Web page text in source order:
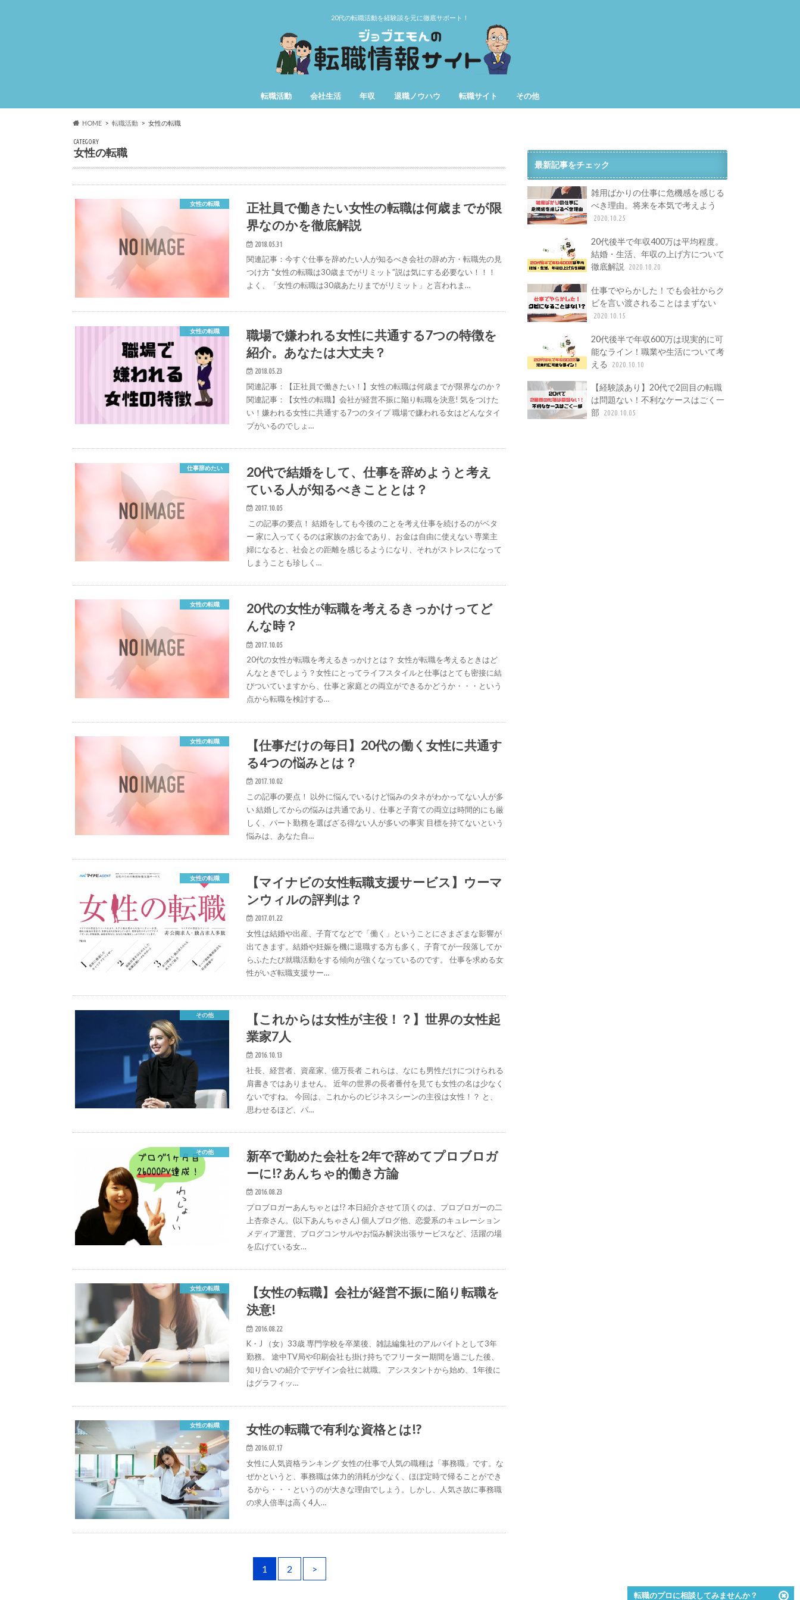
20代の転職活動を経験談を元に徹底サポート！
転職活動 会社生活 年収 退職ノウハウ 転職サイト その他
HOME 転職活動 女性の転職
CATEGORY
女性の転職
女性の転職
正社員で働きたい女性の転職は何歳までが限
界なのかを徹底解説
2018.05.31
関連記事：今すぐ仕事を辞めたい人が知るべき会社の辞め方・転職先の見
つけ方 “女性の転職は30歳までがリミット”説は気にする必要ない！！！
よく、「女性の転職は30歳あたりまでがリミット」と言われま…
女性の転職
職場で嫌われる女性に共通する7つの特徴を
紹介。あなたは大丈夫？
2018.05.23
関連記事：【正社員で働きたい！】女性の転職は何歳までが限界なのか？
関連記事：【女性の転職】会社が経営不振に陥り転職を決意! 気をつけた
い！嫌われる女性に共通する7つのタイプ 職場で嫌われる女はどんなタイ
プがいるのでしょ…
仕事辞めたい
20代で結婚をして、仕事を辞めようと考え
ている人が知るべきこととは？
2017.10.05
この記事の要点！ 結婚をしても今後のことを考え仕事を続けるのがベタ
ー 家に入ってくるのは家族のお金であり、お金は自由に使えない 専業主
婦になると、社会との距離を感じるようになり、それがストレスになって
しまうことも珍しく…
女性の転職
20代の女性が転職を考えるきっかけってど
んな時？
2017.10.05
20代の女性が転職を考えるきっかけとは？ 女性が転職を考えるときはど
んなときでしょう？女性にとってライフスタイルと仕事はとても密接に結
びついていますから、仕事と家庭との両立ができるかどうか・・・という
点から転職を検討する…
女性の転職
【仕事だけの毎日】20代の働く女性に共通す
る4つの悩みとは？
2017.10.02
この記事の要点！ 以外に悩んでいるけど悩みのタネがわかってない人が多
い 結婚してからの悩みは共通であり、仕事と子育ての両立は時間的にも厳
しく、パート勤務を選ばざる得ない人が多いの事実 目標を持てないという
悩みは、あなた自…
女性の転職
【マイナビの女性転職支援サービス】ウーマ
ンウィルの評判は？
2017.01.22
女性は結婚や出産、子育てなどで「働く」ということにさまざまな影響が
出てきます。結婚や妊娠を機に退職する方も多く、子育てが一段落してか
らふたたび就職活動をする傾向が強くなっているのです。 仕事を求める女
性がいざ転職支援サー…
その他
【これからは女性が主役！？】世界の女性起
業家7人
2016.10.13
社長、経営者、資産家、億万長者 これらは、なにも男性だけにつけられる
肩書きではありません。 近年の世界の長者番付を見ても女性の名は少なく
ないですね。 今回は、これからのビジネスシーンの主役は女性！？ と、
思わせるほど、パ…
その他
新卒で勤めた会社を2年で辞めてプロブロガ
ーに!? あんちゃ的働き方論
2016.08.23
プロブロガーあんちゃとは!? 本日紹介させて頂くのは、プロブロガーの二
上杏奈さん。(以下あんちゃさん) 個人ブログ他、恋愛系のキュレーション
メディア運営、ブログコンサルやお悩み解決出張サービスなど、活躍の場
を広げている女…
女性の転職
【女性の転職】会社が経営不振に陥り転職を
決意!
2016.08.22
K・J （女）33歳 専門学校を卒業後、雑誌編集社のアルバイトとして3年
勤務。 途中TV局や印刷会社も掛け持ちでフリーター期間を過ごした後、
知り合いの紹介でデザイン会社に就職。 アシスタントから始め、1年後に
はグラフィッ…
女性の転職 女性の転職で有利な資格とは!?
2016.07.17
女性に人気資格ランキング 女性の仕事で人気の職種は「事務職」です。な
ぜかというと、事務職は体力的消耗が少なく、ほぼ定時で帰ることができ
るから・・・というのが大きな理由でしょう。しかし、人気さ故に事務職
の求人倍率は高く4人…
1 2 >
最新記事をチェック
雑用ばかりの仕事に危機感を感じる
べき理由。将来を本気で考えよう
2020.10.25
20代後半で年収400万は平均程度。
結婚・生活、年収の上げ方について
徹底解説
2020.10.20
仕事でやらかした！でも会社からク
ビを言い渡されることはまずない
2020.10.15
20代後半で年収600万は現実的に可
能なライン！職業や生活について考
える
2020.10.10
【経験談あり】20代で2回目の転職
は問題ない！不利なケースはごく一
部
2020.10.05
転職のプロに相談してみませんか？